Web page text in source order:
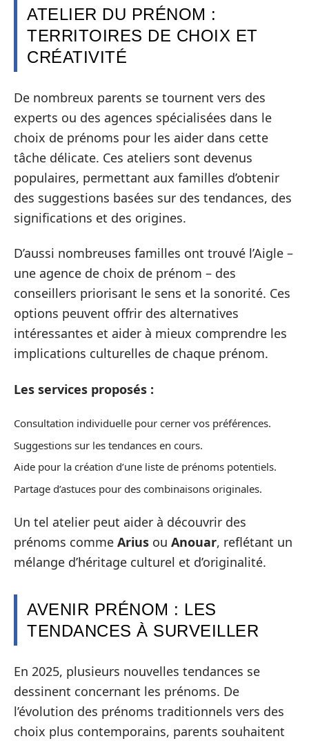
ATELIER DU PRÉNOM :
TERRITOIRES DE CHOIX ET
CRÉATIVITÉ
De nombreux parents se tournent vers des
experts ou des agences spécialisées dans le
choix de prénoms pour les aider dans cette
tâche délicate. Ces ateliers sont devenus
populaires, permettant aux familles d’obtenir
des suggestions basées sur des tendances, des
significations et des origines.
D’aussi nombreuses familles ont trouvé l’Aigle –
une agence de choix de prénom – des
conseillers priorisant le sens et la sonorité. Ces
options peuvent offrir des alternatives
intéressantes et aider à mieux comprendre les
implications culturelles de chaque prénom.
Les services proposés :
Consultation individuelle pour cerner vos préférences.
Suggestions sur les tendances en cours.
Aide pour la création d’une liste de prénoms potentiels.
Partage d’astuces pour des combinaisons originales.
Un tel atelier peut aider à découvrir des
prénoms comme Arius ou Anouar, reflétant un
mélange d’héritage culturel et d’originalité.
AVENIR PRÉNOM : LES
TENDANCES À SURVEILLER
En 2025, plusieurs nouvelles tendances se
dessinent concernant les prénoms. De
l’évolution des prénoms traditionnels vers des
choix plus contemporains, parents souhaitent